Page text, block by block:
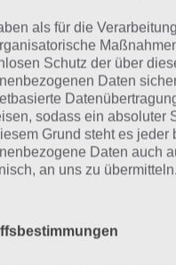
Weitere
Schaue in
App! Dort
schnell
über 300
findest Lösungen auch
jedoch begrenzt
als für die
Schutz der über
Daten
sodass ein absoluter
Grund steht es jeder
Daten auch
an uns zu übermitteln.